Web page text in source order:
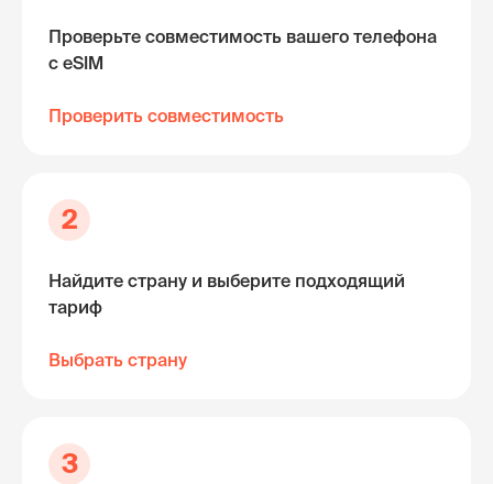
Проверьте совместимость вашего телефона
с eSIM
Проверить совместимость
2
Найдите страну и выберите подходящий
тариф
Выбрать страну
3